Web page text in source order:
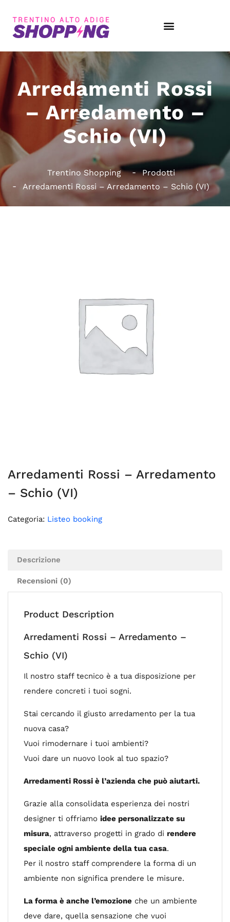
Arredamenti Rossi
– Arredamento –
Schio (VI)
Trentino Shopping
Prodotti
Arredamenti Rossi – Arredamento – Schio (VI)
Arredamenti Rossi – Arredamento
– Schio (VI)
Categoria: Listeo booking
Descrizione
Recensioni (0)
Product Description
Arredamenti Rossi – Arredamento –
Schio (VI)
Il nostro staff tecnico è a tua disposizione per
rendere concreti i tuoi sogni.
Stai cercando il giusto arredamento per la tua
nuova casa?
Vuoi rimodernare i tuoi ambienti?
Vuoi dare un nuovo look al tuo spazio?
Arredamenti Rossi è l’azienda che può aiutarti.
Grazie alla consolidata esperienza dei nostri
designer ti offriamo idee personalizzate su
misura, attraverso progetti in grado di rendere
speciale ogni ambiente della tua casa.
Per il nostro staff comprendere la forma di un
ambiente non significa prendere le misure.
La forma è anche l’emozione che un ambiente
deve dare, quella sensazione che vuoi